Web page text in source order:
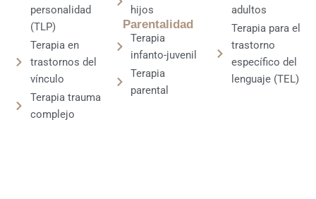
personalidad
(TLP)
Terapia en
trastornos del
vínculo
Terapia trauma
complejo
hijos
Parentalidad
Terapia
infanto-juvenil
Terapia
parental
adultos
Terapia para el
trastorno
específico del
lenguaje (TEL)